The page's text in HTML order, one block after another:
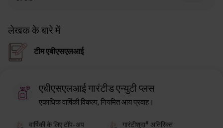
लेखक के बारे में
टीम एबीएसएलआई
एबीएसएलआई गारंटीड एन्युटी प्लस
एकाधिक वार्षिकी विकल्प, नियमित आय प्रवाह।
वार्षिकी के लिए टॉप-अप
गारंटीशुदा# अतिरिक्त